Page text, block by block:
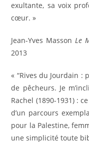
exultante, sa voix
cœur. »
Jean-Yves Masson Le
2013
« “Rives du Jourdain
de pêcheurs. Je
Rachel (1890-1931) :
d’un parcours
pour la Palestine,
une simplicité toute